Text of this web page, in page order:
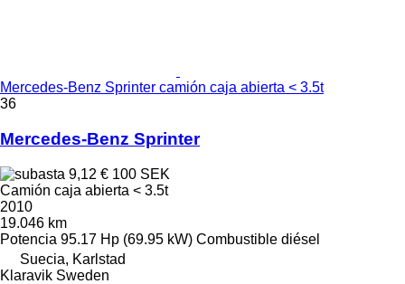
Mercedes-Benz Sprinter camión caja abierta < 3.5t
36
Mercedes-Benz Sprinter
9,12 € 100 SEK
Camión caja abierta < 3.5t
2010
19.046 km
Potencia 95.17 Hp (69.95 kW) Combustible diésel
Suecia, Karlstad
Klaravik Sweden